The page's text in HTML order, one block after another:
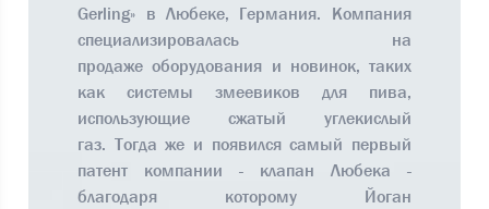
Gerling» в Любеке, Германия. Компания
специализировалась на
продаже оборудования и новинок, таких
как системы змеевиков для пива,
использующие сжатый углекислый
газ. Тогда же и появился самый первый
патент компании - клапан Любека -
благодаря которому Йоган